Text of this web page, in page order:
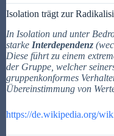
Isolation trägt zur
In Isolation und unter
starke Interdependenz
Diese führt zu einem
der Gruppe, welcher
gruppenkonformes
Übereinstimmung von
https://de.wikipedia.org/